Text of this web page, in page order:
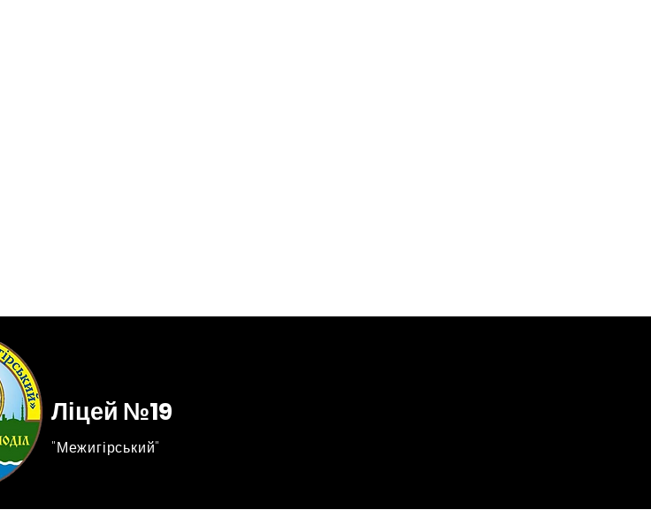
Ліцей №19
"Межигірський"